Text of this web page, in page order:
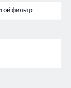
фильтр